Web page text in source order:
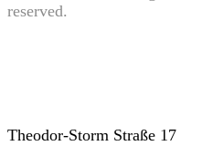
reserved.
Theodor-Storm Straße 17